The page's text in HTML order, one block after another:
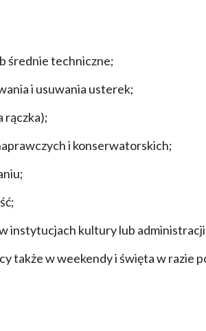
średnie techniczne;
i usuwania usterek;
rączka);
i konserwatorskich;
instytucjach kultury lub
także w weekendy i święta w razie